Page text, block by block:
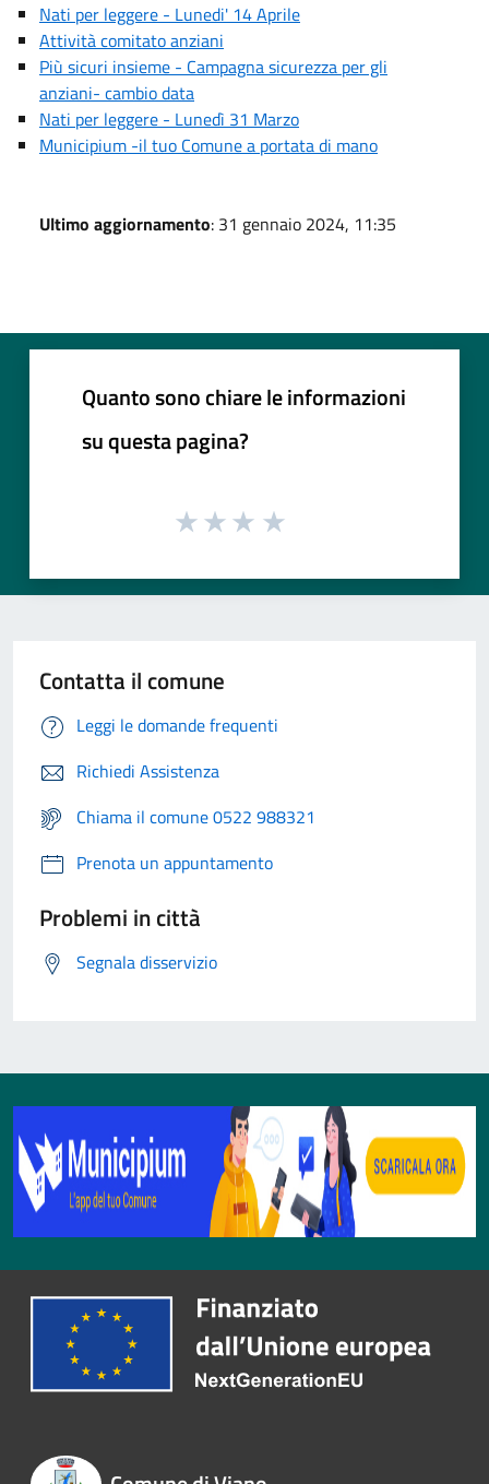
Nati per leggere - Lunedi' 14 Aprile
Attività comitato anziani
Più sicuri insieme - Campagna sicurezza per gli
anziani- cambio data
Nati per leggere - Lunedì 31 Marzo
Municipium -il tuo Comune a portata di mano
Ultimo aggiornamento: 31 gennaio 2024, 11:35
Quanto sono chiare le informazioni
su questa pagina?
Contatta il comune
Leggi le domande frequenti
Richiedi Assistenza
Chiama il comune 0522 988321
Prenota un appuntamento
Problemi in città
Segnala disservizio